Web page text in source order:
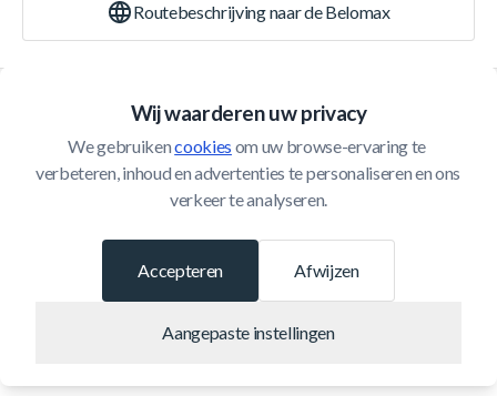
Wij waarderen uw privacy
We gebruiken cookies om uw browse-ervaring te
verbeteren, inhoud en advertenties te personaliseren en ons
verkeer te analyseren.
Afwijzen
Aangepaste instellingen
Accepteren
Klantenservice
Routebeschrijving naar de Belomax